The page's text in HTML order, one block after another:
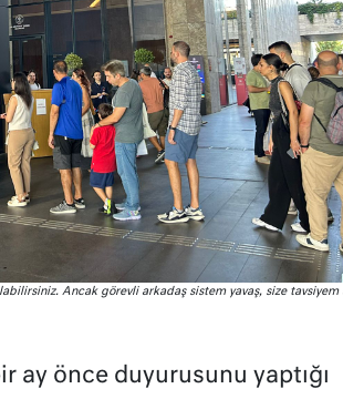
Ancak görevli arkadaş sistem yavaş, size tavsiyem
ay önce duyurusunu yaptığı